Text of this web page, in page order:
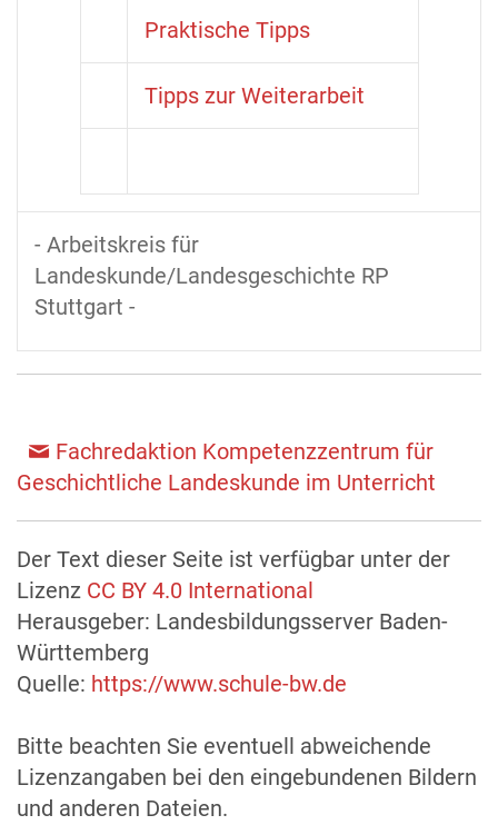
Praktische Tipps
Tipps zur Weiterarbeit
- Arbeitskreis für
Landeskunde/Landesgeschichte RP
Stuttgart -
Fachredaktion Kompetenzzentrum für
Geschichtliche Landeskunde im Unterricht
Der Text dieser Seite ist verfügbar unter der
Lizenz CC BY 4.0 International
Herausgeber: Landesbildungsserver Baden-
Württemberg
Quelle: https://www.schule-bw.de
Bitte beachten Sie eventuell abweichende
Lizenzangaben bei den eingebundenen Bildern
und anderen Dateien.